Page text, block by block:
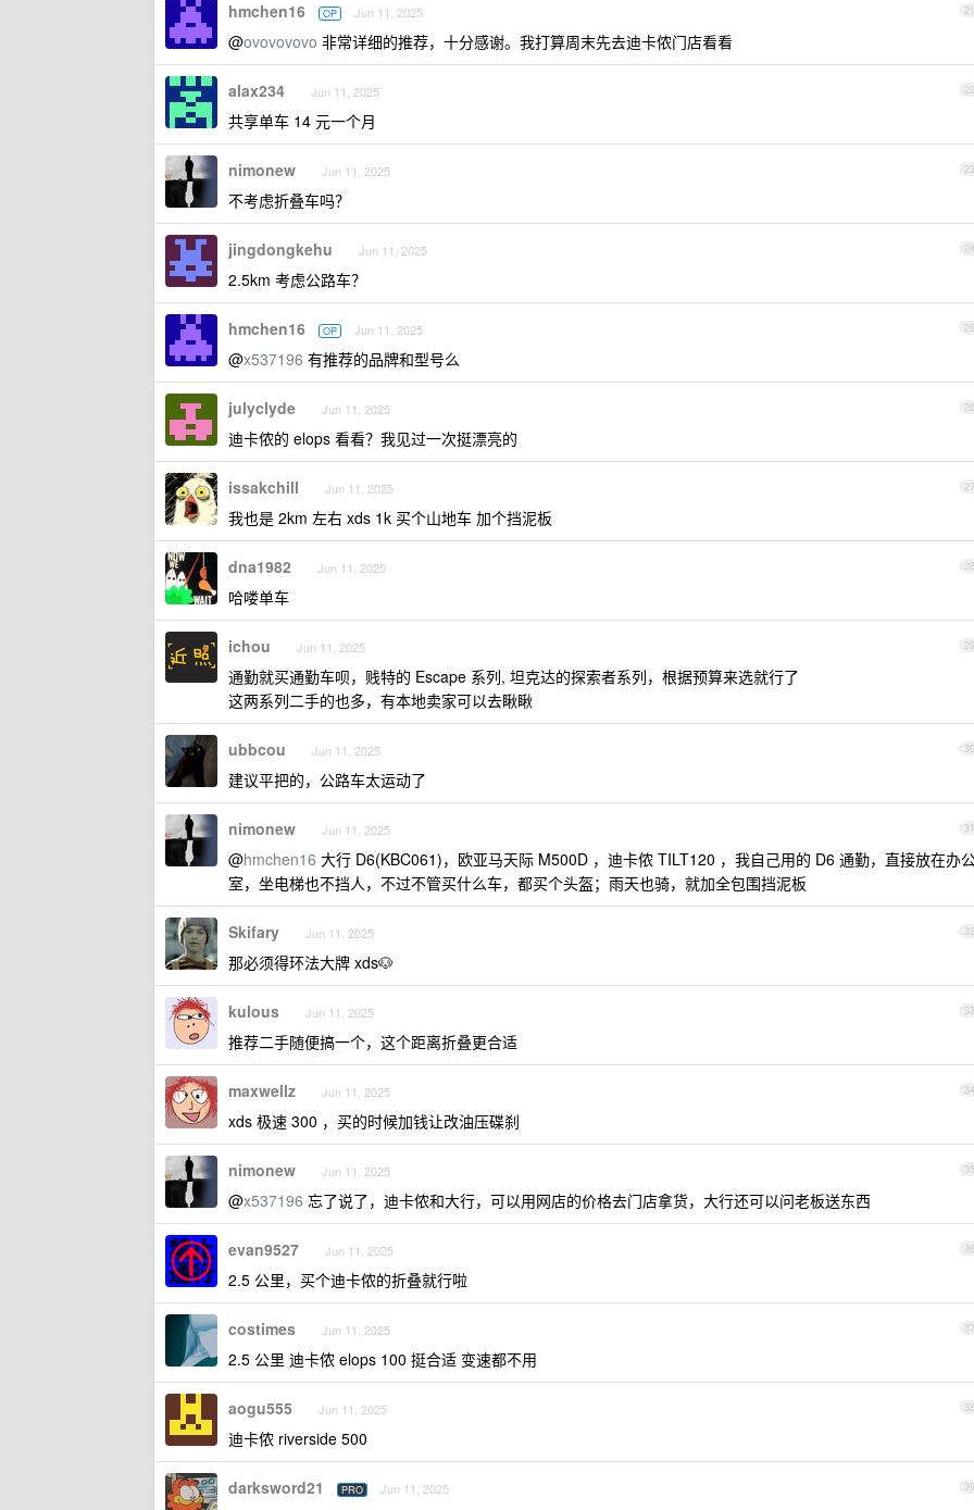
21
hmchen16 OP Jun 11, 2025
@ovovovovo 非常详细的推荐，十分感谢。我打算周末先去迪卡侬门店看看
22
alax234 Jun 11, 2025
共享单车 14 元一个月
23
nimonew Jun 11, 2025
不考虑折叠车吗？
24
jingdongkehu Jun 11, 2025
2.5km 考虑公路车？
25
hmchen16 OP Jun 11, 2025
@x537196 有推荐的品牌和型号么
26
julyclyde Jun 11, 2025
迪卡侬的 elops 看看？我见过一次挺漂亮的
27
issakchill Jun 11, 2025
我也是 2km 左右 xds 1k 买个山地车 加个挡泥板
28
dna1982 Jun 11, 2025
哈喽单车
29
ichou Jun 11, 2025
通勤就买通勤车呗，贱特的 Escape 系列, 坦克达的探索者系列，根据预算来选就行了
这两系列二手的也多，有本地卖家可以去瞅瞅
30
ubbcou Jun 11, 2025
建议平把的，公路车太运动了
31
nimonew Jun 11, 2025
@hmchen16 大行 D6(KBC061)，欧亚马天际 M500D ，迪卡侬 TILT120 ，我自己用的 D6 通勤，直接放在办
室，坐电梯也不挡人，不过不管买什么车，都买个头盔；雨天也骑，就加全包围挡泥板
32
Skifary Jun 11, 2025
那必须得环法大牌 xds🐶
33
kulous Jun 11, 2025
推荐二手随便搞一个，这个距离折叠更合适
34
maxwellz Jun 11, 2025
xds 极速 300 ，买的时候加钱让改油压碟刹
35
nimonew Jun 11, 2025
@x537196 忘了说了，迪卡侬和大行，可以用网店的价格去门店拿货，大行还可以问老板送东西
36
evan9527 Jun 11, 2025
2.5 公里，买个迪卡侬的折叠就行啦
37
costimes Jun 11, 2025
2.5 公里 迪卡侬 elops 100 挺合适 变速都不用
38
aogu555 Jun 11, 2025
迪卡侬 riverside 500
39
darksword21 PRO Jun 11, 2025